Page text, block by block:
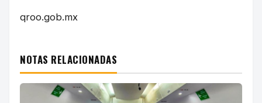
qroo.gob.mx
NOTAS RELACIONADAS